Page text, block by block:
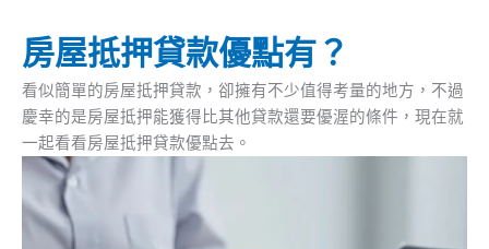
房屋抵押貸款優點有？
看似簡單的房屋抵押貸款，卻擁有不少值得考量的地方，不過
慶幸的是房屋抵押能獲得比其他貸款還要優渥的條件，現在就
一起看看房屋抵押貸款優點去。